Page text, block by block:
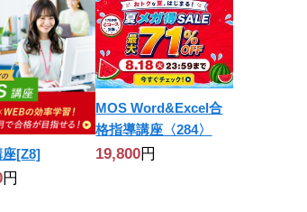
座[Z8]
円
MOS Word&Excel合
格指導講座〈284〉
19,800円